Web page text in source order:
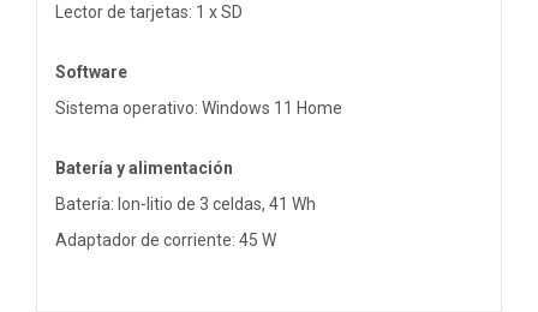
Lector de tarjetas: 1 x SD
Software
Sistema operativo: Windows 11 Home
Batería y alimentación
Batería: Ion-litio de 3 celdas, 41 Wh
Adaptador de corriente: 45 W